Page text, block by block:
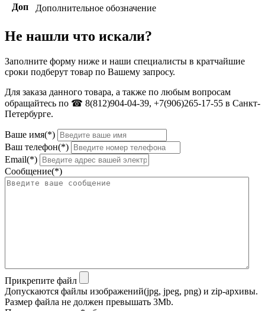
Доп
Дополнительное обозначение
Не нашли что искали?
Заполните форму ниже и наши специалисты в кратчайшие
сроки подберут товар по Вашему запросу.
Для заказа данного товара, а также по любым вопросам
обращайтесь по ☎ 8(812)904-04-39, +7(906)265-17-55 в Санкт-
Петербурге.
Ваше имя(*)
Ваш телефон(*)
Email(*)
Сообщение(*)
Прикрепите файл
Допускаются файлы изображений(jpg, jpeg, png) и zip-архивы.
Размер файла не должен превышать 3Mb.